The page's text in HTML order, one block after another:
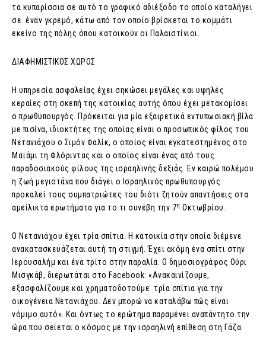
τα κυπαρίσσια σε αυτό το γραφικό αδιέξοδο το οποίο καταλήγει
σε έναν γκρεμό, κάτω από τον οποίο βρίσκεται το κομμάτι
εκείνο της πόλης όπου κατοικούν οι Παλαιστίνιοι.
ΔΙΑΦΗΜΙΣΤΙΚΟΣ ΧΩΡΟΣ
Η υπηρεσία ασφαλείας έχει σηκώσει μεγάλες και υψηλές
κεραίες στη σκεπή της κατοικίας αυτής όπου έχει μετακομίσει
ο πρωθυπουργός. Πρόκειται για μία εξαιρετικά εντυπωσιακή βίλα
με πισίνα, ιδιοκτήτες της οποίας είναι ο προσωπικός φίλος του
Νετανιάχου ο Σιμόν Φαλίκ, ο οποίος είναι εγκατεστημένος στο
Μαϊάμι τη Φλόριντας και ο οποίος είναι ένας από τους
παραδοσιακούς φίλους της ισραηλινής δεξιάς. Εν καιρώ πολέμου
η ζωή μεγιστάνα που διάγει ο Ισραηλινός πρωθυπουργός
προκαλεί τους συμπατριώτες του διότι ζητούν απαντήσεις στα
αμείλικτα ερωτήματα για το τι συνέβη την 7η Οκτωβρίου.
Ο Nετανιάχου έχει τρία σπίτια. Η κατοικία στην οποία διέμενε
ανακατασκευάζεται αυτή τη στιγμή. Έχει ακόμη ένα σπίτι στην
Ιερουσαλήμ και ένα τρίτο στην παραλία. Ο δημοσιογράφος Ούρι
Μισγκάβ, διερωτάται στο Facebook: «Ανακαινίζουμε,
εξασφαλίζουμε και χρηματοδοτούμε τρία σπίτια για την
οικογένεια Νετανιάχου. Δεν μπορώ να καταλάβω πώς είναι
νόμιμο αυτό». Και όντως το ερώτημα παραμένει αναπάντητο την
ώρα που σείεται ο κόσμος με την ισραηλινή επίθεση στη Γάζα.